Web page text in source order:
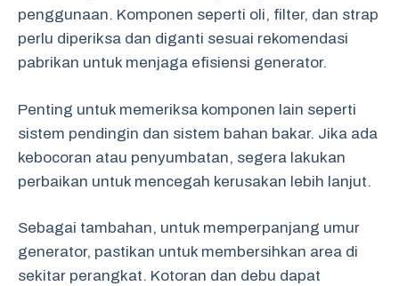
penggunaan. Komponen seperti oli, filter, dan strap
perlu diperiksa dan diganti sesuai rekomendasi
pabrikan untuk menjaga efisiensi generator.
Penting untuk memeriksa komponen lain seperti
sistem pendingin dan sistem bahan bakar. Jika ada
kebocoran atau penyumbatan, segera lakukan
perbaikan untuk mencegah kerusakan lebih lanjut.
Sebagai tambahan, untuk memperpanjang umur
generator, pastikan untuk membersihkan area di
sekitar perangkat. Kotoran dan debu dapat